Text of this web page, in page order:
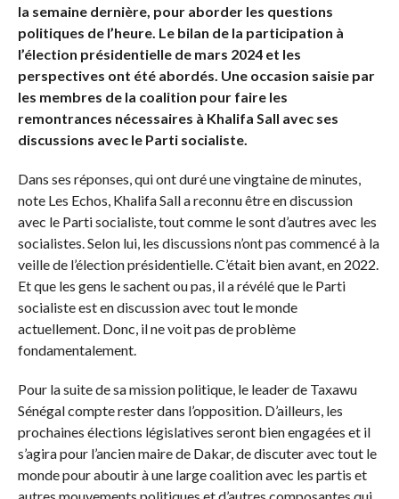
la semaine dernière, pour aborder les questions
politiques de l’heure. Le bilan de la participation à
l’élection présidentielle de mars 2024 et les
perspectives ont été abordés. Une occasion saisie par
les membres de la coalition pour faire les
remontrances nécessaires à Khalifa Sall avec ses
discussions avec le Parti socialiste.
Dans ses réponses, qui ont duré une vingtaine de minutes,
note Les Echos, Khalifa Sall a reconnu être en discussion
avec le Parti socialiste, tout comme le sont d’autres avec les
socialistes. Selon lui, les discussions n’ont pas commencé à la
veille de l’élection présidentielle. C’était bien avant, en 2022.
Et que les gens le sachent ou pas, il a révélé que le Parti
socialiste est en discussion avec tout le monde
actuellement. Donc, il ne voit pas de problème
fondamentalement.
Pour la suite de sa mission politique, le leader de Taxawu
Sénégal compte rester dans l’opposition. D’ailleurs, les
prochaines élections législatives seront bien engagées et il
s’agira pour l’ancien maire de Dakar, de discuter avec tout le
monde pour aboutir à une large coalition avec les partis et
autres mouvements politiques et d’autres composantes qui